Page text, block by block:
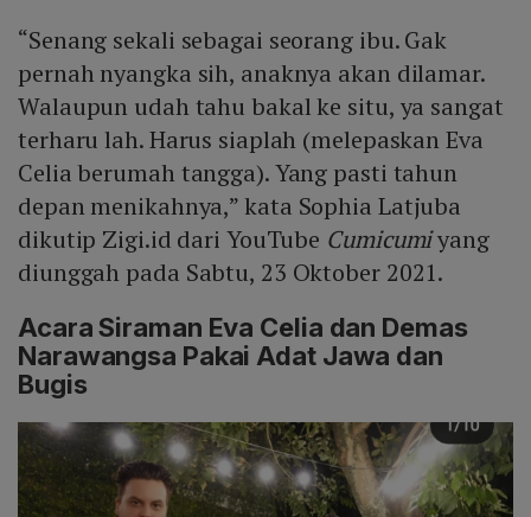
“Senang sekali sebagai seorang ibu. Gak
pernah nyangka sih, anaknya akan dilamar.
Walaupun udah tahu bakal ke situ, ya sangat
terharu lah. Harus siaplah (melepaskan Eva
Celia berumah tangga). Yang pasti tahun
depan menikahnya,” kata Sophia Latjuba
dikutip Zigi.id dari YouTube Cumicumiyang
diunggah pada Sabtu, 23 Oktober 2021.
Acara Siraman Eva Celia dan Demas
Narawangsa Pakai Adat Jawa dan
Bugis